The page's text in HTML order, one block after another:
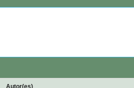
Autor(es)